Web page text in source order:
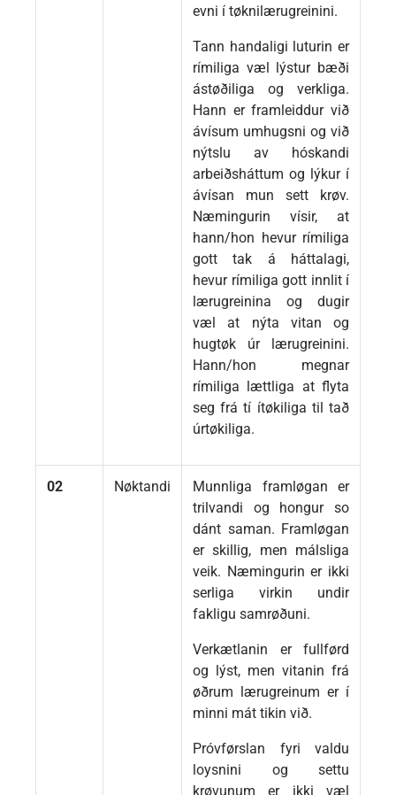
evni í tøknilærugreinini.
Tann handaligi luturin er
rímiliga væl lýstur bæði
ástøðiliga og verkliga.
Hann er framleiddur við
ávísum umhugsni og við
nýtslu av hóskandi
arbeiðsháttum og lýkur í
ávísan mun sett krøv.
Næmingurin vísir, at
hann/hon hevur rímiliga
gott tak á háttalagi,
hevur rímiliga gott innlit í
lærugreinina og dugir
væl at nýta vitan og
hugtøk úr lærugreinini.
Hann/hon megnar
rímiliga lættliga at flyta
seg frá tí ítøkiliga til tað
úrtøkiliga.
02 Nøktandi
Munnliga framløgan er
trilvandi og hongur so
dánt saman. Framløgan
er skillig, men málsliga
veik. Næmingurin er ikki
serliga virkin undir
fakligu samrøðuni.
Verkætlanin er fullførd
og lýst, men vitanin frá
øðrum lærugreinum er í
minni mát tikin við.
Próvførslan fyri valdu
loysnini og settu
krøvunum er ikki væl